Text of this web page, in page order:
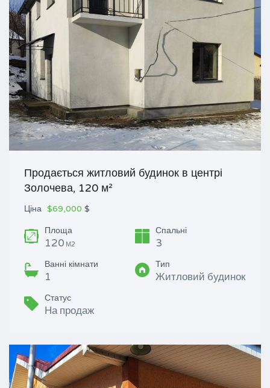
Продається житловий будинок в центрі
Золочева, 120 м²
Ціна $69,000 $
Площа
120 М2
Спальні
3
Ванні кімнати
1
Тип
Житловий будинок
Статус
На продаж